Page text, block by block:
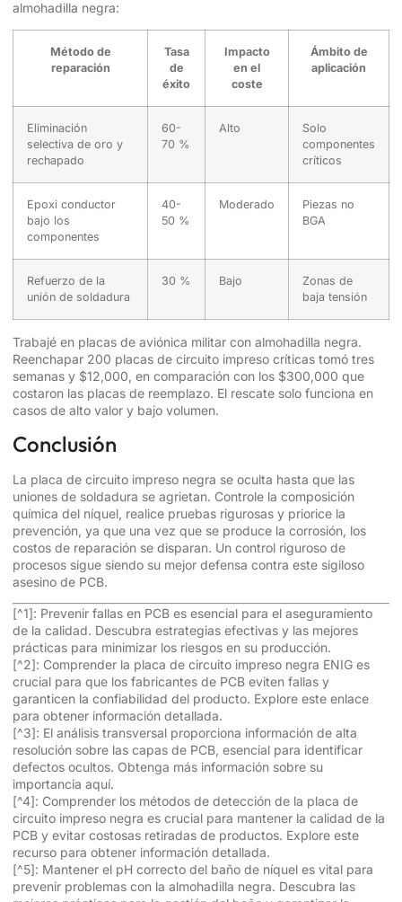
almohadilla negra:
Método de
reparación
Tasa
de
éxito
Impacto
en el
coste
Ámbito de
aplicación
Eliminación
selectiva de oro y
rechapado
60-
70 %
Alto
Solo
componentes
críticos
Epoxi conductor
bajo los
componentes
40-
50 %
Moderado
Piezas no
BGA
Refuerzo de la
unión de soldadura
30 % Bajo
Zonas de
baja tensión
Trabajé en placas de aviónica militar con almohadilla negra.
Reenchapar 200 placas de circuito impreso críticas tomó tres
semanas y $12,000, en comparación con los $300,000 que
costaron las placas de reemplazo. El rescate solo funciona en
casos de alto valor y bajo volumen.
Conclusión
La placa de circuito impreso negra se oculta hasta que las
uniones de soldadura se agrietan. Controle la composición
química del níquel, realice pruebas rigurosas y priorice la
prevención, ya que una vez que se produce la corrosión, los
costos de reparación se disparan. Un control riguroso de
procesos sigue siendo su mejor defensa contra este sigiloso
asesino de PCB.
[^1]: Prevenir fallas en PCB es esencial para el aseguramiento
de la calidad. Descubra estrategias efectivas y las mejores
prácticas para minimizar los riesgos en su producción.
[^2]: Comprender la placa de circuito impreso negra ENIG es
crucial para que los fabricantes de PCB eviten fallas y
garanticen la confiabilidad del producto. Explore este enlace
para obtener información detallada.
[^3]: El análisis transversal proporciona información de alta
resolución sobre las capas de PCB, esencial para identificar
defectos ocultos. Obtenga más información sobre su
importancia aquí.
[^4]: Comprender los métodos de detección de la placa de
circuito impreso negra es crucial para mantener la calidad de la
PCB y evitar costosas retiradas de productos. Explore este
recurso para obtener información detallada.
[^5]: Mantener el pH correcto del baño de níquel es vital para
prevenir problemas con la almohadilla negra. Descubra las